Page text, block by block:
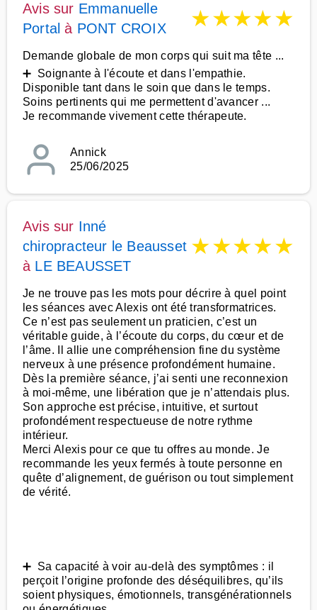
Avis sur Emmanuelle
Portal à PONT CROIX ★★★★★
Demande globale de mon corps qui suit ma tête ...
➕ Soignante à l'écoute et dans l'empathie.
Disponible tant dans le soin que dans le temps.
Soins pertinents qui me permettent d'avancer ...
Je recommande vivement cette thérapeute.
Annick
25/06/2025
Avis sur Inné
chiropracteur le Beausset
à LE BEAUSSET
★★★★★
Je ne trouve pas les mots pour décrire à quel point
les séances avec Alexis ont été transformatrices.
Ce n’est pas seulement un praticien, c’est un
véritable guide, à l’écoute du corps, du cœur et de
l’âme. Il allie une compréhension fine du système
nerveux à une présence profondément humaine.
Dès la première séance, j’ai senti une reconnexion
à moi-même, une libération que je n’attendais plus.
Son approche est précise, intuitive, et surtout
profondément respectueuse de notre rythme
intérieur.
Merci Alexis pour ce que tu offres au monde. Je
recommande les yeux fermés à toute personne en
quête d’alignement, de guérison ou tout simplement
de vérité.
➕ Sa capacité à voir au-delà des symptômes : il
perçoit l’origine profonde des déséquilibres, qu’ils
soient physiques, émotionnels, transgénérationnels